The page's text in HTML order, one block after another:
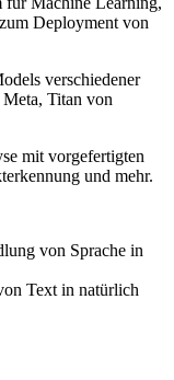
Deployment von
verschiedener
Titan von
mit vorgefertigten
und mehr.
von Sprache in
Text in natürlich